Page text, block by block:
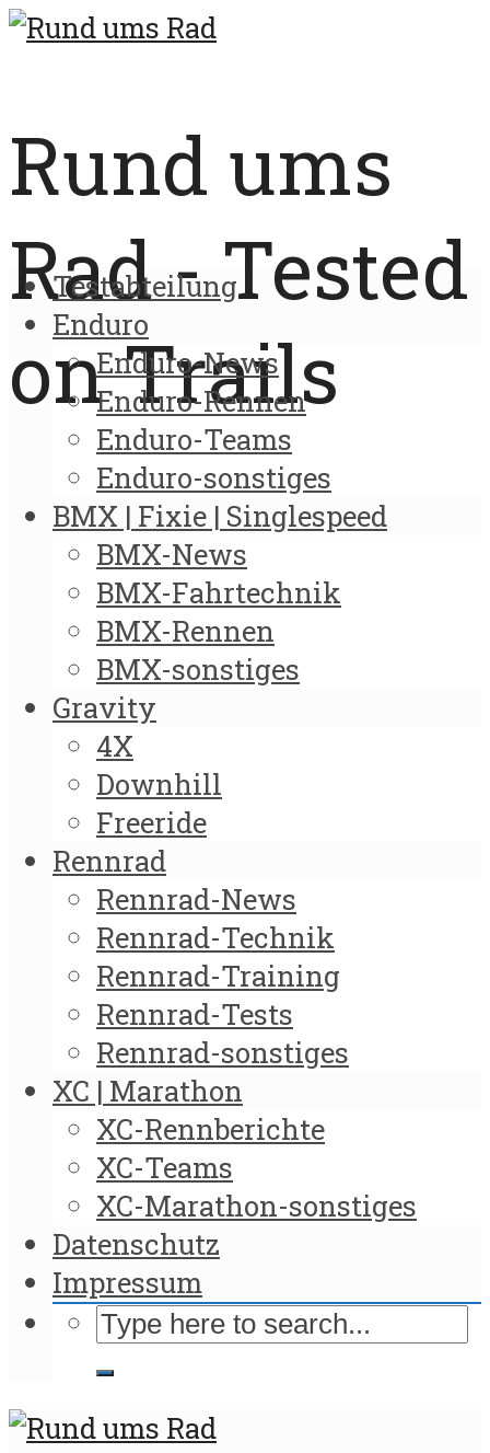
Rund ums
Rad - Tested
on Trails
Testabteilung
Enduro
Enduro-News
Enduro-Rennen
Enduro-Teams
Enduro-sonstiges
BMX | Fixie | Singlespeed
BMX-News
BMX-Fahrtechnik
BMX-Rennen
BMX-sonstiges
Gravity
4X
Downhill
Freeride
Rennrad
Rennrad-News
Rennrad-Technik
Rennrad-Training
Rennrad-Tests
Rennrad-sonstiges
XC | Marathon
XC-Rennberichte
XC-Teams
XC-Marathon-sonstiges
Datenschutz
Impressum